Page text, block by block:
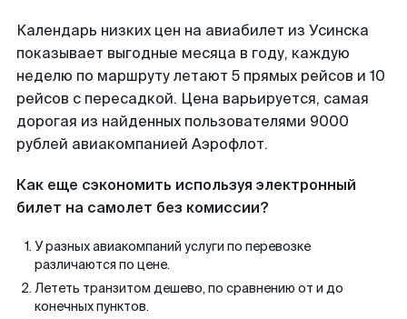
Календарь низких цен на авиабилет из Усинска
показывает выгодные месяца в году, каждую
неделю по маршруту летают 5 прямых рейсов и 10
рейсов с пересадкой. Цена варьируется, самая
дорогая из найденных пользователями 9000
рублей авиакомпанией Аэрофлот.
Как еще сэкономить используя электронный
билет на самолет без комиссии?
У разных авиакомпаний услуги по перевозке
различаются по цене.
Лететь транзитом дешево, по сравнению от и до
конечных пунктов.